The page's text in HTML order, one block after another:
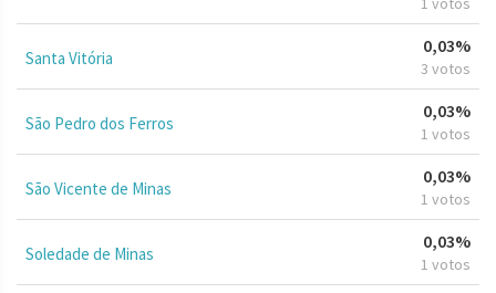
Santa Vitória
0,03%
3 votos
São Pedro dos Ferros
0,03%
1 votos
São Vicente de Minas
0,03%
1 votos
Soledade de Minas
0,03%
1 votos